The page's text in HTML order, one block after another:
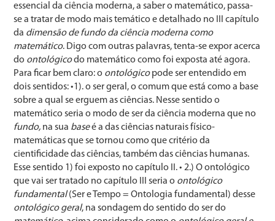
essencial da ciência moderna, a saber o matemático, passa-
se a tratar de modo mais temático e detalhado no III capítulo
da dimensão de fundo da ciência moderna como
matemático. Digo com outras palavras, tenta-se expor acerca
do ontológicodo matemático como foi exposta até agora.
Para ficar bem claro: o ontológicopode ser entendido em
dois sentidos: •1). o ser geral, o comum que está como a base
sobre a qual se erguem as ciências. Nesse sentido o
matemático seria o modo de ser da ciência moderna que no
fundo, na sua baseé a das ciências naturais físico-
matemáticas que se tornou como que critério da
cientificidade das ciências, também das ciências humanas.
Esse sentido 1) foi exposto no capítulo II. • 2.) O ontológico
que vai ser tratado no capítulo III seria o ontológico
fundamental(Ser e Tempo = Ontologia fundamental) desse
ontológico geral, na sondagem do sentido do ser do